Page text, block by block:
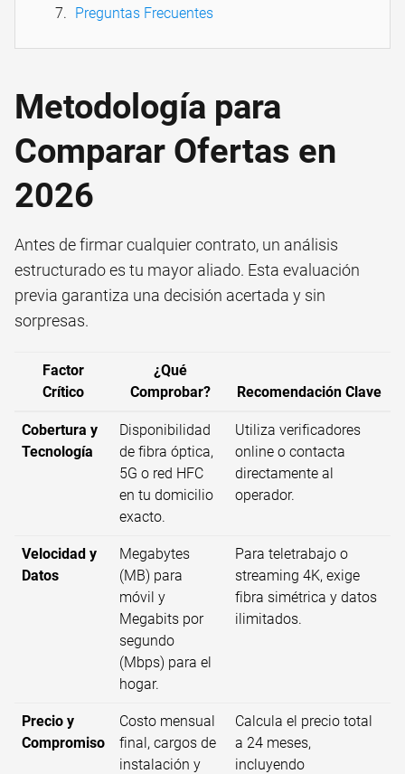
Preguntas Frecuentes
Metodología para
Comparar Ofertas en
2026
Antes de firmar cualquier contrato, un análisis
estructurado es tu mayor aliado. Esta evaluación
previa garantiza una decisión acertada y sin
sorpresas.
Factor
Crítico
¿Qué
Comprobar?
Recomendación Clave
Cobertura y
Tecnología
Disponibilidad
de fibra óptica,
5G o red HFC
en tu domicilio
exacto.
Utiliza verificadores
online o contacta
directamente al
operador.
Velocidad y
Datos
Megabytes
(MB) para
móvil y
Megabits por
segundo
(Mbps) para el
hogar.
Para teletrabajo o
streaming 4K, exige
fibra simétrica y datos
ilimitados.
Precio y
Compromiso
Costo mensual
final, cargos de
instalación y
Calcula el precio total
a 24 meses,
incluyendo